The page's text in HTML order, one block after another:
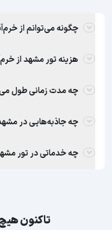
چگونه می‌توانم از
هزینه تور مشهد از
چه مدت زمانی طول
چه جاذبه‌هایی در مشهد
چه خدماتی در تور
تاکنون